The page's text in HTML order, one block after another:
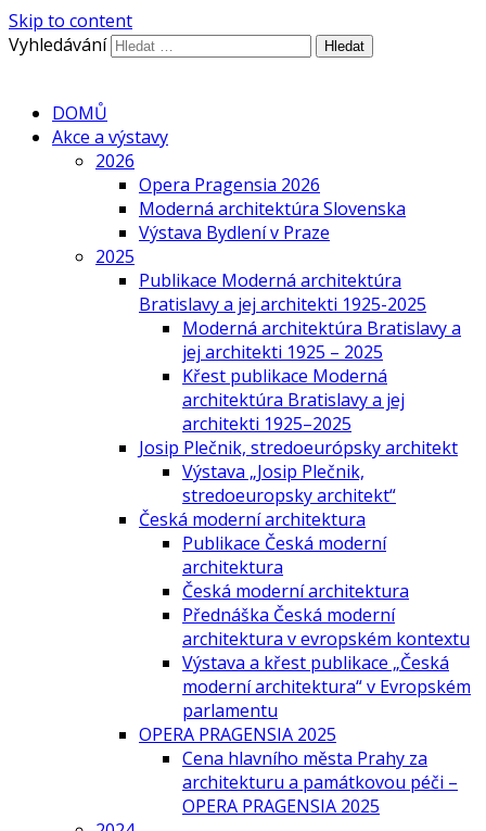
Skip to content
Vyhledávání
DOMŮ
Akce a výstavy
2026
Opera Pragensia 2026
Moderná architektúra Slovenska
Výstava Bydlení v Praze
2025
Publikace Moderná architektúra
Bratislavy a jej architekti 1925-2025
Moderná architektúra Bratislavy a
jej architekti 1925 – 2025
Křest publikace Moderná
architektúra Bratislavy a jej
architekti 1925–2025
Josip Plečnik, stredoeurópsky architekt
Výstava „Josip Plečnik,
stredoeuropsky architekt“
Česká moderní architektura
Publikace Česká moderní
architektura
Česká moderní architektura
Přednáška Česká moderní
architektura v evropském kontextu
Výstava a křest publikace „Česká
moderní architektura“ v Evropském
parlamentu
OPERA PRAGENSIA 2025
Cena hlavního města Prahy za
architekturu a památkovou péči –
OPERA PRAGENSIA 2025